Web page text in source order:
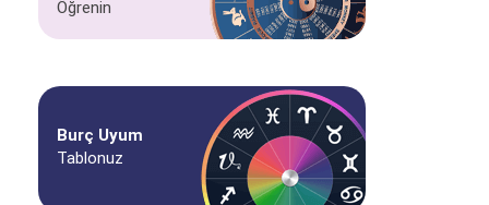
Öğrenin
Burç Uyum
Tablonuz